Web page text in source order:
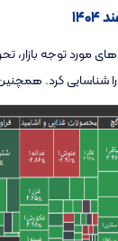
مورد توجه
کرد. همچنین